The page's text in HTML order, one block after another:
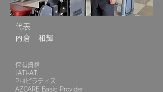
代表
​内倉 和輝
保有資格
JATI-ATI
PHIピラティス
AZCARE Basic Provider